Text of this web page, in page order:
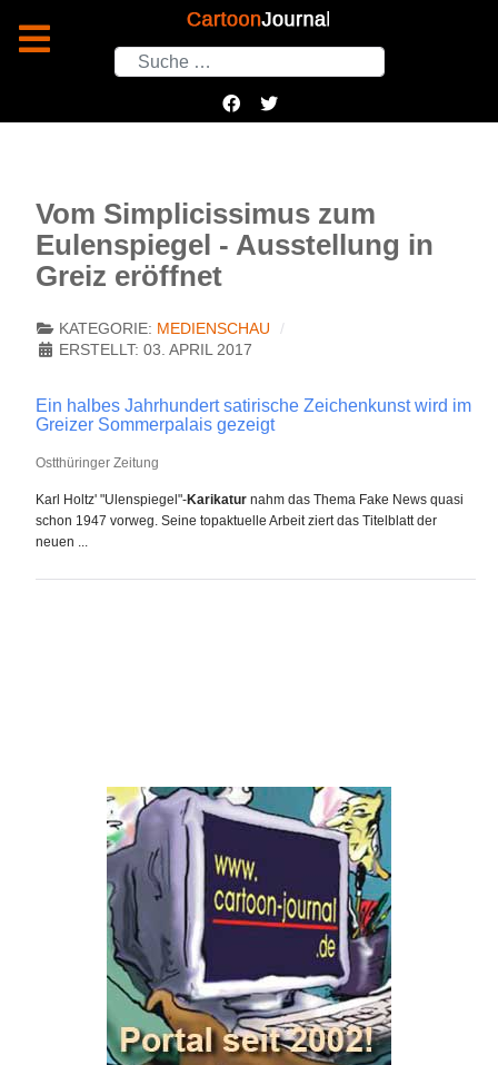
Suchen
Vom Simplicissimus zum
Eulenspiegel - Ausstellung in
Greiz eröffnet
KATEGORIE: MEDIENSCHAU
ERSTELLT: 03. APRIL 2017
Ein halbes Jahrhundert satirische Zeichenkunst wird im
Greizer Sommerpalais gezeigt
Ostthüringer Zeitung
Karl Holtz' "Ulenspiegel"-Karikatur nahm das Thema Fake News quasi
schon 1947 vorweg. Seine topaktuelle Arbeit ziert das Titelblatt der
neuen ...